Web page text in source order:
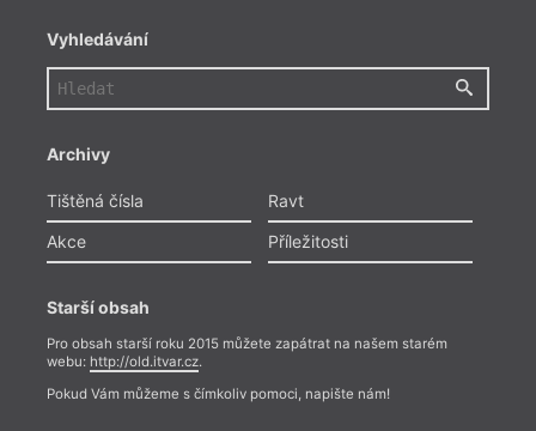
Vyhledávání
Archivy
Tištěná čísla
Ravt
Akce
Příležitosti
Starší obsah
Pro obsah starší roku 2015 můžete zapátrat na našem starém
webu: http://old.itvar.cz.
Pokud Vám můžeme s čímkoliv pomoci, napište nám!